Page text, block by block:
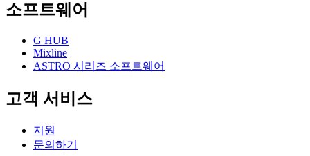
소프트웨어
G HUB
Mixline
ASTRO 시리즈 소프트웨어
고객 서비스
지원
문의하기